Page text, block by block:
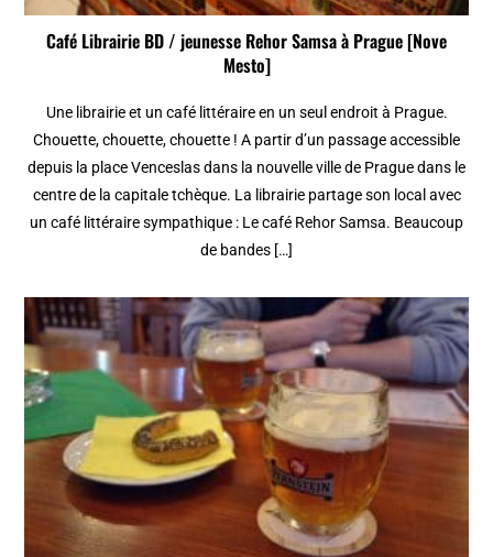
Café Librairie BD / jeunesse Rehor Samsa à Prague [Nove
Mesto]
Une librairie et un café littéraire en un seul endroit à Prague.
Chouette, chouette, chouette ! A partir d’un passage accessible
depuis la place Venceslas dans la nouvelle ville de Prague dans le
centre de la capitale tchèque. La librairie partage son local avec
un café littéraire sympathique : Le café Rehor Samsa. Beaucoup
de bandes […]